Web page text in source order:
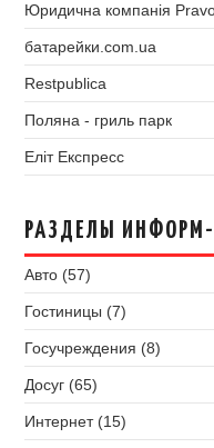
Юридична компанія
батарейки.com.ua
Restpublica
Поляна - гриль парк
Еліт Експресс
РАЗДЕЛЫ
Авто (57)
Гостиницы (7)
Госучреждения (8)
Досуг (65)
Интернет (15)